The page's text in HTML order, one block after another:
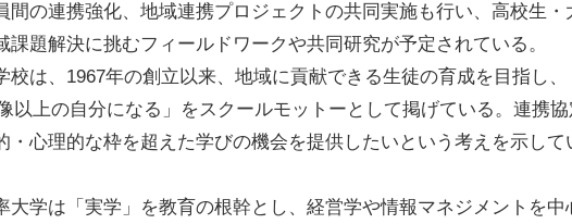
間の連携強化、地域連携プロジェクトの共同実施も行い、高校生・
課題解決に挑むフィールドワークや共同研究が予定されている。
は、1967年の創立以来、地域に貢献できる生徒の育成を目指し、
以上の自分になる」をスクールモットーとして掲げている。連携協
・心理的な枠を超えた学びの機会を提供したいという考えを示して
学は「実学」を教育の根幹とし、経営学や情報マネジメントを中